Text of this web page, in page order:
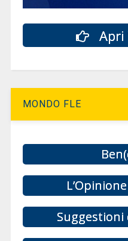
Apri
MONDO FLE
Suggestioni